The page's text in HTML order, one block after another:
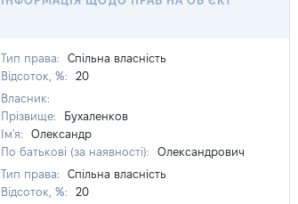
Тип права:
Спільна власність
Відсоток, %:
20
Власник:
Прізвище:
Бухаленков
Ім'я:
Олександр
По батькові (за наявності):
Олександрович
Тип права:
Спільна власність
Відсоток, %:
20